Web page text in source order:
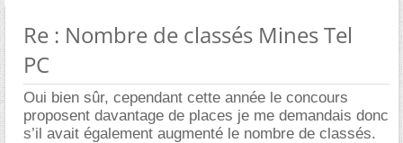
Re : Nombre de classés Mines Tel
PC
Oui bien sûr, cependant cette année le concours
proposent davantage de places je me demandais donc
s’il avait également augmenté le nombre de classés.